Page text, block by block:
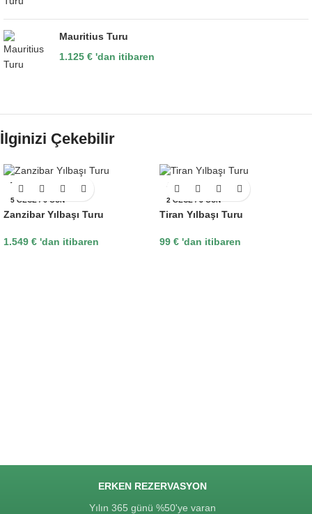
Mauritius Turu
1.125 € 'dan itibaren
İlginizi Çekebilir
TANZANYA
5 GECE / 6 GÜN
Zanzibar Yılbaşı Turu
1.549 € 'dan itibaren
ARNAVUTLUK
2 GECE / 3 GÜN
Tiran Yılbaşı Turu
99 € 'dan itibaren
ERKEN REZERVASYON
Yılın 365 günü %50'ye varan